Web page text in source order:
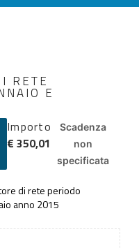
RETE
E
Importo
€ 350,01
Scadenza
non
specificata
di rete periodo
anno 2015